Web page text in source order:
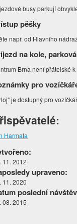
busy parkují
pěšky
např. od Hlavního
na kole,
Brna není přátelské
pro
je dostupný pro
Harmata
11. 2012
upraveno:
11. 2020
poslední
08. 2015